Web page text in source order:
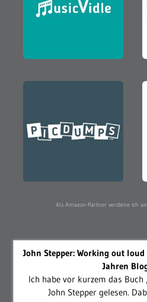
Als Amazon-Partner verdiene ich
John Stepper: Working out
Jahren
Ich habe vor kurzem das Buch
John Stepper gelesen.